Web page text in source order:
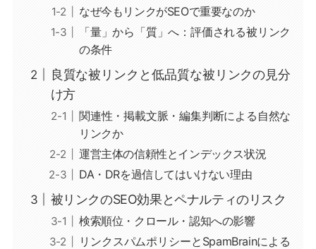
なぜ今もリンクがSEOで重要なのか
「量」から「質」へ：評価される被リンク
の条件
良質な被リンクと低品質な被リンクの見分
け方
関連性・掲載文脈・編集判断による自然な
リンクか
運営主体の信頼性とインデックス状況
DA・DRを過信してはいけない理由
被リンクのSEO効果とペナルティのリスク
検索順位・クロール・認知への影響
リンクスパムポリシーとSpamBrainによる